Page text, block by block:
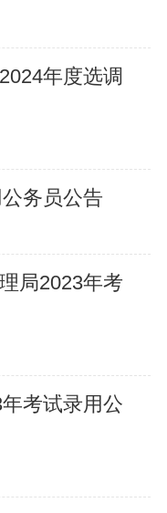
年度选调
务员公告
局2023年考
考试录用公